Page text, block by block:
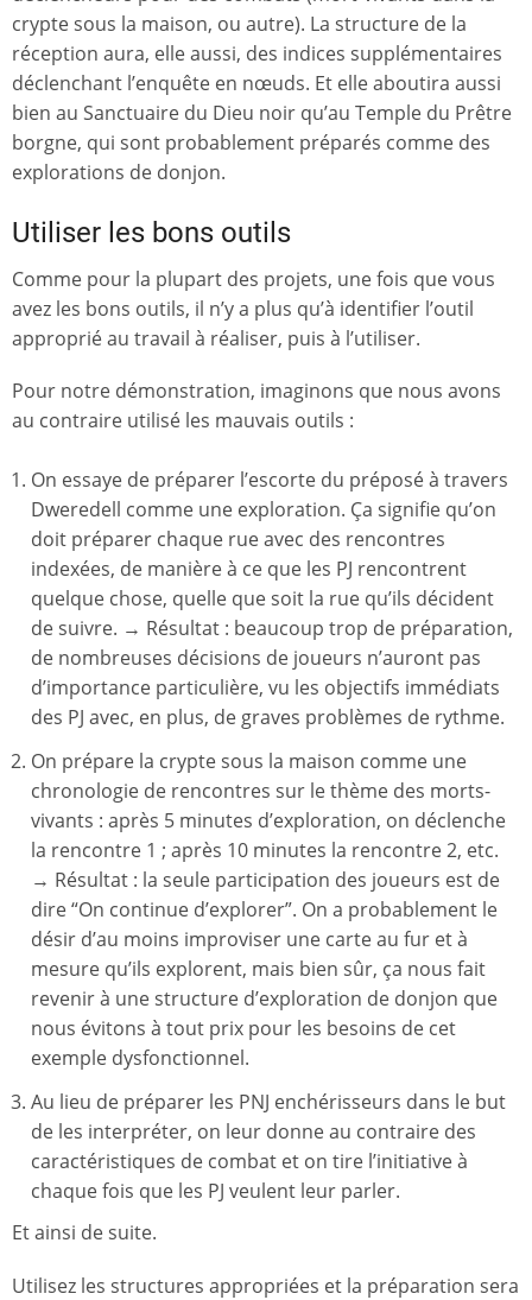
crypte sous la maison, ou autre). La structure de la
réception aura, elle aussi, des indices supplémentaires
déclenchant l’enquête en nœuds. Et elle aboutira aussi
bien au Sanctuaire du Dieu noir qu’au Temple du Prêtre
borgne, qui sont probablement préparés comme des
explorations de donjon.
Utiliser les bons outils
Comme pour la plupart des projets, une fois que vous
avez les bons outils, il n’y a plus qu’à identifier l’outil
approprié au travail à réaliser, puis à l’utiliser.
Pour notre démonstration, imaginons que nous avons
au contraire utilisé les mauvais outils :
On essaye de préparer l’escorte du préposé à travers
Dweredell comme une exploration. Ça signifie qu’on
doit préparer chaque rue avec des rencontres
indexées, de manière à ce que les PJ rencontrent
quelque chose, quelle que soit la rue qu’ils décident
de suivre. → Résultat : beaucoup trop de préparation,
de nombreuses décisions de joueurs n’auront pas
d’importance particulière, vu les objectifs immédiats
des PJ avec, en plus, de graves problèmes de rythme.
On prépare la crypte sous la maison comme une
chronologie de rencontres sur le thème des morts-
vivants : après 5 minutes d’exploration, on déclenche
la rencontre 1 ; après 10 minutes la rencontre 2, etc.
→ Résultat : la seule participation des joueurs est de
dire “On continue d’explorer”. On a probablement le
désir d’au moins improviser une carte au fur et à
mesure qu’ils explorent, mais bien sûr, ça nous fait
revenir à une structure d’exploration de donjon que
nous évitons à tout prix pour les besoins de cet
exemple dysfonctionnel.
Au lieu de préparer les PNJ enchérisseurs dans le but
de les interpréter, on leur donne au contraire des
caractéristiques de combat et on tire l’initiative à
chaque fois que les PJ veulent leur parler.
Et ainsi de suite.
Utilisez les structures appropriées et la préparation sera